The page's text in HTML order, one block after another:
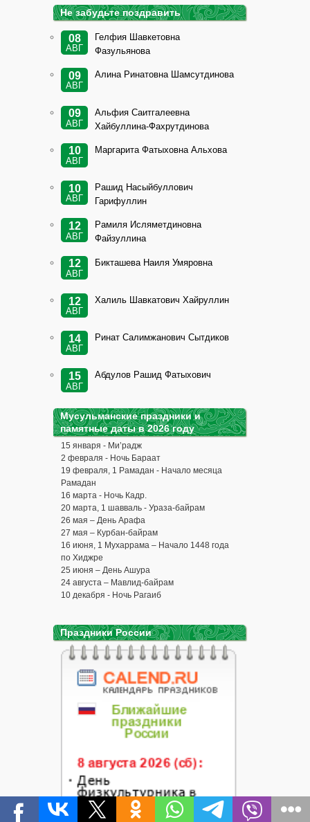
Не забудьте поздравить
08
АВГ
Гелфия Шавкетовна
Фазульянова
09
АВГ
Алина Ринатовна Шамсутдинова
09
АВГ
Альфия Саитгалеевна
Хайбуллина-Фахрутдинова
10
АВГ
Маргарита Фатыховна Альхова
10
АВГ
Рашид Насыйбуллович
Гарифуллин
12
АВГ
Рамиля Исляметдиновна
Файзуллина
12
АВГ
Бикташева Наиля Умяровна
12
АВГ
Халиль Шавкатович Хайруллин
14
АВГ
Ринат Салимжанович Сытдиков
15
АВГ
Абдулов Рашид Фатыхович
Мусульманские праздники и
памятные даты в 2026 году
15 января - Ми’радж
2 февраля - Ночь Бараат
19 февраля, 1 Рамадан - Начало месяца
Рамадан
16 марта - Ночь Кадр.
20 марта, 1 шавваль - Ураза-байрам
26 мая – День Арафа
27 мая – Курбан-байрам
16 июня, 1 Мухаррама – Начало 1448 года
по Хиджре
25 июня – День Ашура
24 августа – Мавлид-байрам
10 декабря - Ночь Рагаиб
Праздники России